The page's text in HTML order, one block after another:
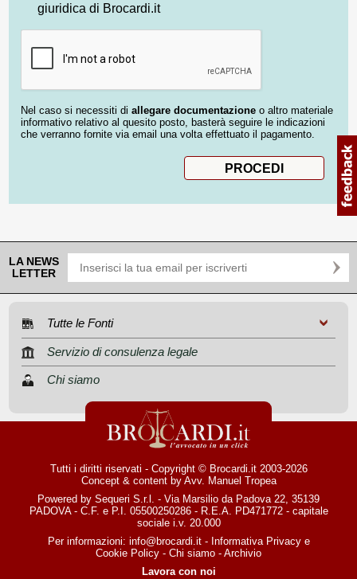
giuridica di Brocardi.it
Nel caso si necessiti di allegare documentazione o altro materiale
informativo relativo al quesito posto, basterà seguire le indicazioni
che verranno fornite via email una volta effettuato il pagamento.
LA NEWS
LETTER
Tutte le Fonti
Servizio di consulenza legale
Chi siamo
Tutti i diritti riservati - Copyright © Brocardi.it 2003-2026
Concept & content by Avv. Manuel Tropea
Powered by Sequeri S.r.l. - Via Marsilio da Padova 22, 35139
PADOVA - C.F. e P.I. 05500250286 - R.E.A. PD471772 - capitale
sociale i.v. 20.000
Per informazioni: info@brocardi.it- Informativa Privacye
Cookie Policy - Chi siamo - Archivio
Lavora con noi